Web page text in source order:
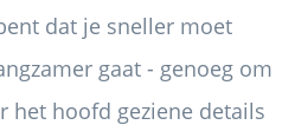
dat je sneller moet
gaat - genoeg om
het hoofd geziene details